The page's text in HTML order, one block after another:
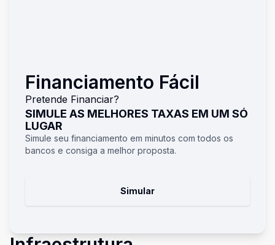
Financiamento Fácil
Pretende Financiar?
SIMULE AS MELHORES TAXAS EM UM SÓ
LUGAR
Simule seu financiamento em minutos com todos os
bancos e consiga a melhor proposta.
Simular